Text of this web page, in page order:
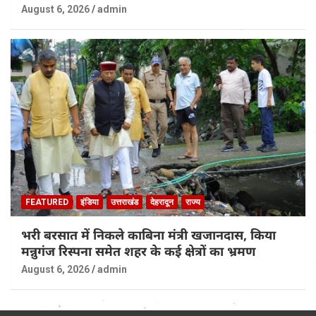
August 6, 2026 admin
FEATURED इंडिया उत्तराखंड देहरादून राज्य
भरी बरसात में निकले काबिना मंत्री खजानदास, किया
मन्नुगंज रिस्पना समेत शहर के कई क्षेत्रों का भ्रमण
August 6, 2026 admin